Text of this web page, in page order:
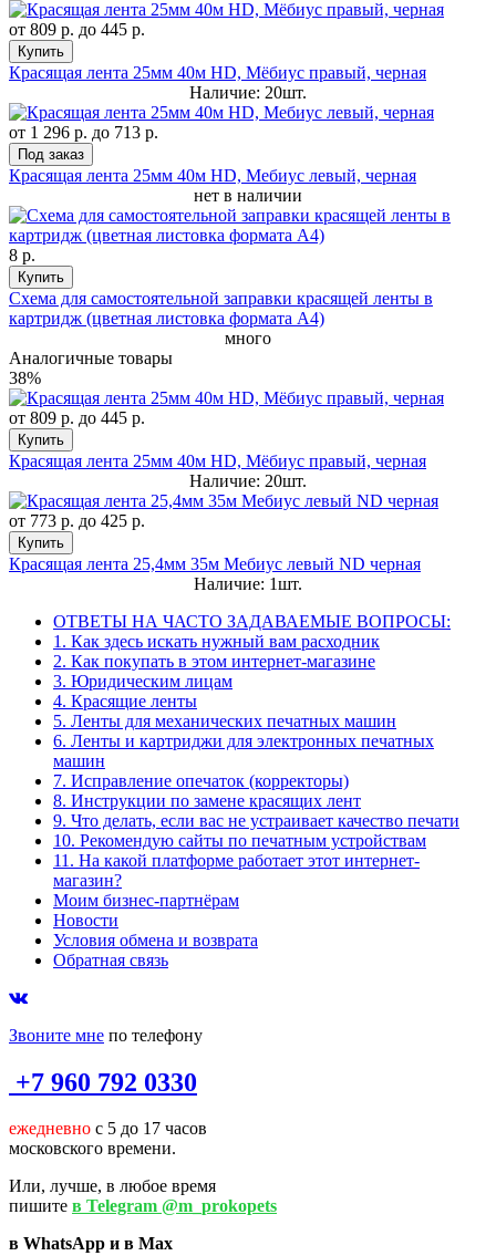
от 809 р. до 445 р.
Купить
Красящая лента 25мм 40м HD, Мёбиус правый, черная
Наличие: 20шт.
от 1 296 р. до 713 р.
Под заказ
Красящая лента 25мм 40м HD, Мебиус левый, черная
нет в наличии
8 р.
Купить
Схема для самостоятельной заправки красящей ленты в
картридж (цветная листовка формата А4)
много
Аналогичные товары
38%
от 809 р. до 445 р.
Купить
Красящая лента 25мм 40м HD, Мёбиус правый, черная
Наличие: 20шт.
от 773 р. до 425 р.
Купить
Красящая лента 25,4мм 35м Мебиус левый ND черная
Наличие: 1шт.
ОТВЕТЫ НА ЧАСТО ЗАДАВАЕМЫЕ ВОПРОСЫ:
1. Как здесь искать нужный вам расходник
2. Как покупать в этом интернет-магазине
3. Юридическим лицам
4. Красящие ленты
5. Ленты для механических печатных машин
6. Ленты и картриджи для электронных печатных
машин
7. Исправление опечаток (корректоры)
8. Инструкции по замене красящих лент
9. Что делать, если вас не устраивает качество печати
10. Рекомендую сайты по печатным устройствам
11. На какой платформе работает этот интернет-
магазин?
Моим бизнес-партнёрам
Новости
Условия обмена и возврата
Обратная связь
Звоните мне по телефону
+7 960 792 0330
ежедневно с 5 до 17 часов
московского времени.
Или, лучше, в любое время
пишите в Telegram @m_prokopets
в WhatsApp и в Max